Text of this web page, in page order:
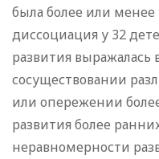
была более или
диссоциация у 32
развития
сосуществовании
или опережении
развития более
неравномерности